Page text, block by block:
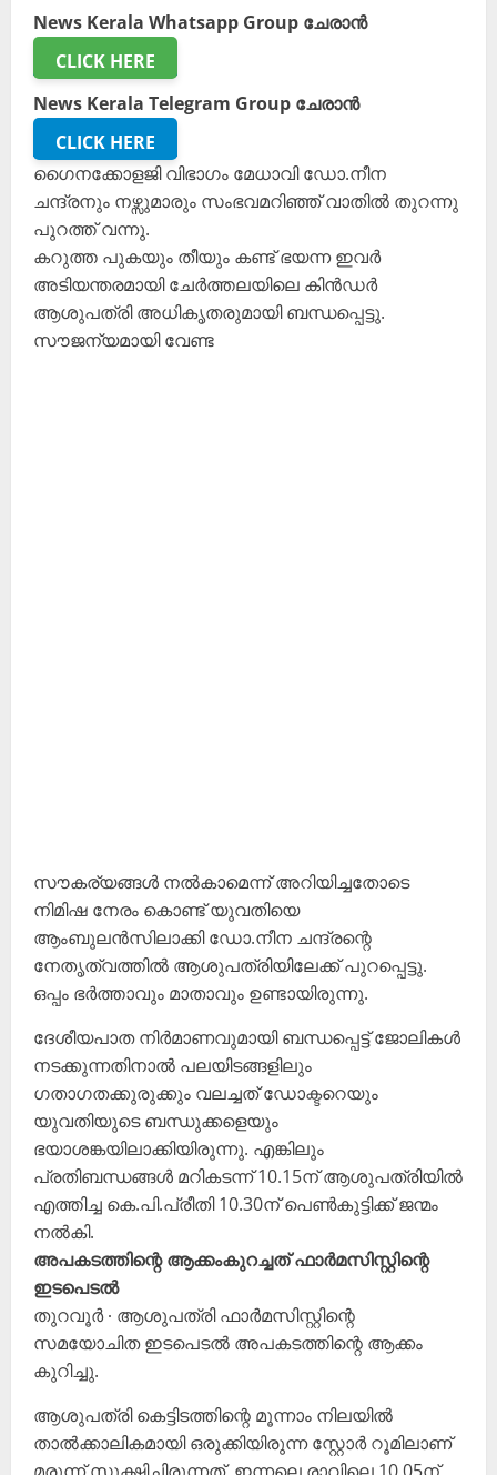
News Kerala Whatsapp Group ചേരാൻ
CLICK HERE
News Kerala Telegram Group ചേരാൻ
CLICK HERE
ഗൈനക്കോളജി വിഭാഗം മേധാവി ഡോ.നീന
ചന്ദ്രനും നഴ്സുമാരും സംഭവമറിഞ്ഞ് വാതിൽ തുറന്നു
പുറത്ത് വന്നു.
കറുത്ത പുകയും തീയും കണ്ട് ഭയന്ന ഇവർ
അടിയന്തരമായി ചേർത്തലയിലെ കിൻഡർ
ആശുപത്രി അധികൃതരുമായി ബന്ധപ്പെട്ടു.
സൗജന്യമായി വേണ്ട
സൗകര്യങ്ങൾ നൽകാമെന്ന് അറിയിച്ചതോടെ
നിമിഷ നേരം കൊണ്ട് യുവതിയെ
ആംബുലൻസിലാക്കി ഡോ.നീന ചന്ദ്രന്റെ
നേതൃത്വത്തിൽ ആശുപത്രിയിലേക്ക് പുറപ്പെട്ടു.
ഒപ്പം ഭർത്താവും മാതാവും ഉണ്ടായിരുന്നു.
ദേശീയപാത നിർമാണവുമായി ബന്ധപ്പെട്ട് ജോലികൾ
നടക്കുന്നതിനാൽ പലയിടങ്ങളിലും
ഗതാഗതക്കുരുക്കും വലച്ചത് ഡോക്ടറെയും
യുവതിയുടെ ബന്ധുക്കളെയും
ഭയാശങ്കയിലാക്കിയിരുന്നു. എങ്കിലും
പ്രതിബന്ധങ്ങൾ മറികടന്ന് 10.15ന് ആശുപത്രിയിൽ
എത്തിച്ച കെ.പി.പ്രീതി 10.30ന് ‌പെൺകുട്ടിക്ക് ജന്മം
നൽകി.
അപകടത്തിന്റെ ആക്കംകുറച്ചത് ഫാർമസിസ്റ്റിന്റെ
ഇടപെടൽ
തുറവൂർ ∙ ആശുപത്രി ഫാർമസിസ്റ്റിന്റെ
സമയോചിത ഇടപെടൽ അപകടത്തിന്റെ ആക്കം
കുറിച്ചു.
ആശുപത്രി കെട്ടിടത്തിന്റെ മൂന്നാം നിലയിൽ
താൽക്കാലികമായി ഒരുക്കിയിരുന്ന സ്റ്റോർ റൂമിലാണ്